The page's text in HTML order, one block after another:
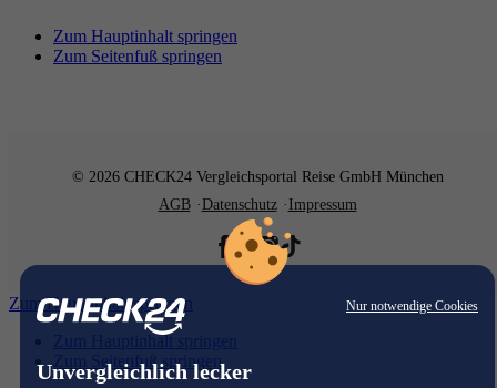
Nur notwendige Cookies
Unvergleichlich lecker
Zum Hauptinhalt springen
Zum Seitenfuß springen
© 2026 CHECK24 Vergleichsportal Reise GmbH München
AGB
Datenschutz Impressum
Zum Hauptinhalt springen
Zum Hauptinhalt springen
Zum Seitenfuß springen